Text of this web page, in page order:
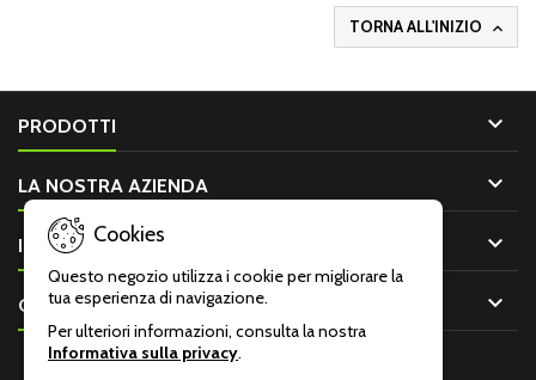
TORNA ALL'INIZIO 
PRODOTTI 
LA NOSTRA AZIENDA 
IL TUO ACCOUNT 
CONTATTO 
Cookies
Questo negozio utilizza i cookie per migliorare la
tua esperienza di navigazione.
Per ulteriori informazioni, consulta la nostra
Informativa sulla privacy.